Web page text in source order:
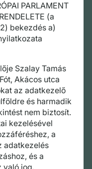
PARLAMENT
(a
bekezdés a)
Szalay Tamás
Akácos utca
az adatkezelő
és harmadik
nem biztosít.
kezelésével
a
adatkezelés
és a
való jog.